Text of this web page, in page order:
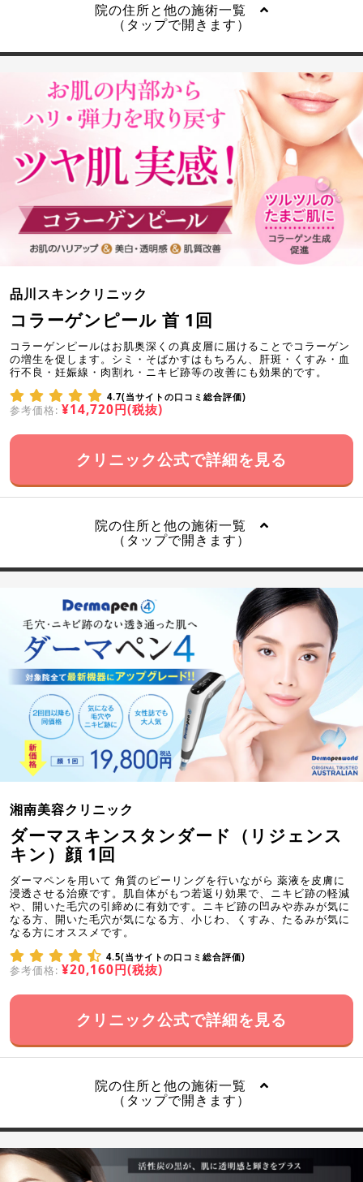
院の住所と他の施術一覧
（タップで開きます）
品川スキンクリニック
コラーゲンピール 首 1回
コラーゲンピールはお肌奥深くの真皮層に届けることでコラーゲン
の増生を促します。シミ・そばかすはもちろん、肝斑・くすみ・血
行不良・妊娠線・肉割れ・ニキビ跡等の改善にも効果的です。
4.7(当サイトの口コミ総合評価)
参考価格: ¥14,720円(税抜)
クリニック公式で詳細を見る
院の住所と他の施術一覧
（タップで開きます）
湘南美容クリニック
ダーマスキンスタンダード（リジェンス
キン）顔 1回
ダーマペンを用いて 角質のピーリングを行いながら 薬液を皮膚に
浸透させる治療です。肌自体がもつ若返り効果で、ニキビ跡の軽減
や、開いた毛穴の引締めに有効です。ニキビ跡の凹みや赤みが気に
なる方、開いた毛穴が気になる方、小じわ、くすみ、たるみが気に
なる方にオススメです。
4.5(当サイトの口コミ総合評価)
参考価格: ¥20,160円(税抜)
クリニック公式で詳細を見る
院の住所と他の施術一覧
（タップで開きます）